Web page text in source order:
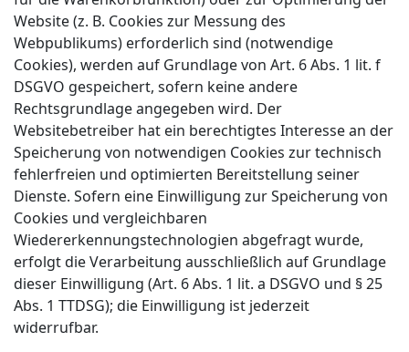
Website (z. B. Cookies zur Messung des
Webpublikums) erforderlich sind (notwendige
Cookies), werden auf Grundlage von Art. 6 Abs. 1 lit. f
DSGVO gespeichert, sofern keine andere
Rechtsgrundlage angegeben wird. Der
Websitebetreiber hat ein berechtigtes Interesse an der
Speicherung von notwendigen Cookies zur technisch
fehlerfreien und optimierten Bereitstellung seiner
Dienste. Sofern eine Einwilligung zur Speicherung von
Cookies und vergleichbaren
Wiedererkennungstechnologien abgefragt wurde,
erfolgt die Verarbeitung ausschließlich auf Grundlage
dieser Einwilligung (Art. 6 Abs. 1 lit. a DSGVO und § 25
Abs. 1 TTDSG); die Einwilligung ist jederzeit
widerrufbar.